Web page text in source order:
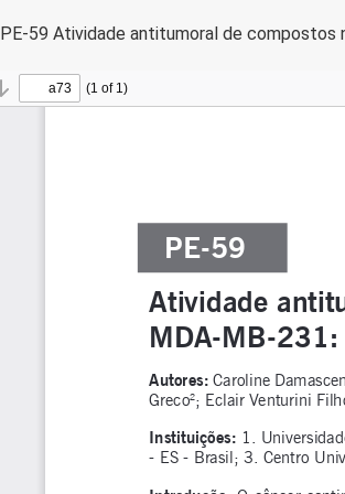
Voltar aos Detalhes do Artigo
PE-59 Atividade antitumoral de compostos